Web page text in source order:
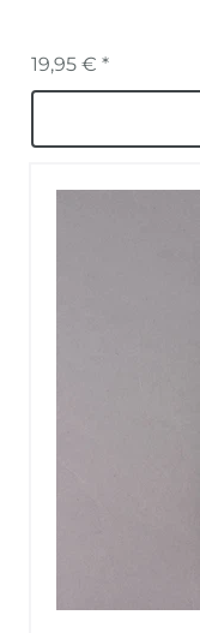
19,95 € *